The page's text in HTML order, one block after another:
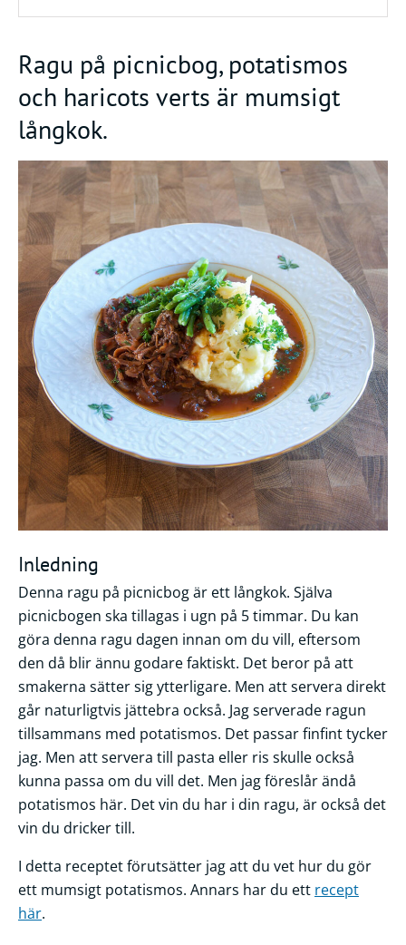
Ragu på picnicbog, potatismos
och haricots verts är mumsigt
långkok.
Inledning
Denna ragu på picnicbog är ett långkok. Själva
picnicbogen ska tillagas i ugn på 5 timmar. Du kan
göra denna ragu dagen innan om du vill, eftersom
den då blir ännu godare faktiskt. Det beror på att
smakerna sätter sig ytterligare. Men att servera direkt
går naturligtvis jättebra också. Jag serverade ragun
tillsammans med potatismos. Det passar finfint tycker
jag. Men att servera till pasta eller ris skulle också
kunna passa om du vill det. Men jag föreslår ändå
potatismos här. Det vin du har i din ragu, är också det
vin du dricker till.
I detta receptet förutsätter jag att du vet hur du gör
ett mumsigt potatismos. Annars har du ett recept
här.